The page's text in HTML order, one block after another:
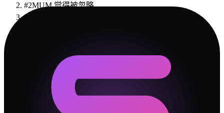
#2MUM 觉得被忽略
#
在家做饭+看喜剧